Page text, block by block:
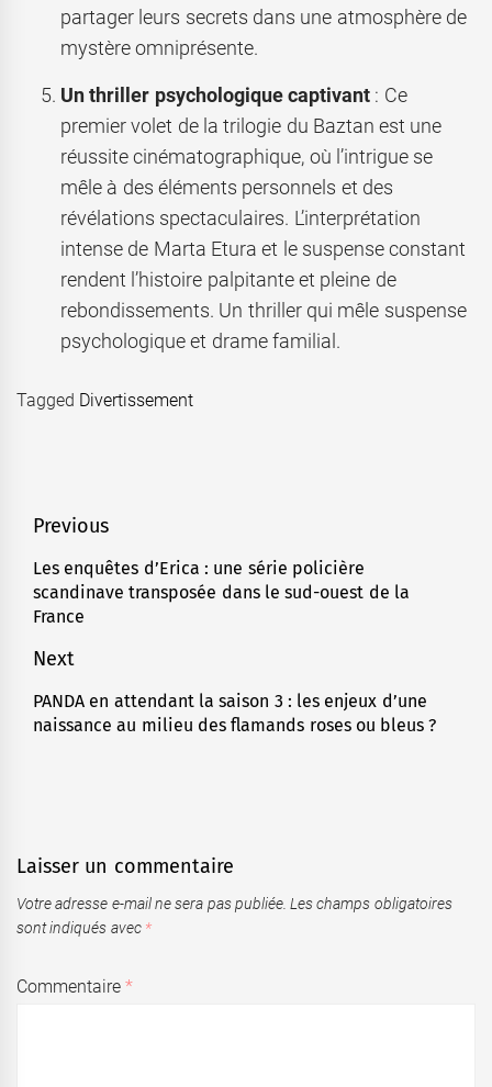
partager leurs secrets dans une atmosphère de
mystère omniprésente.
Un thriller psychologique captivant: Ce
premier volet de la trilogie du Baztan est une
réussite cinématographique, où l’intrigue se
mêle à des éléments personnels et des
révélations spectaculaires. L’interprétation
intense de Marta Etura et le suspense constant
rendent l’histoire palpitante et pleine de
rebondissements. Un thriller qui mêle suspense
psychologique et drame familial.
Tagged Divertissement
Navigation
de
l’article
Previous
Previous
post:
Les enquêtes d’Erica : une série policière
scandinave transposée dans le sud-ouest de la
France
Next
Next
post:
PANDA en attendant la saison 3 : les enjeux d’une
naissance au milieu des flamands roses ou bleus ?
Laisser un commentaire
Votre adresse e-mail ne sera pas publiée. Les champs obligatoires
sont indiqués avec *
Commentaire*